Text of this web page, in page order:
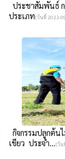
ประชาสัมพันธ์
ประเภท[วันที่ 2022-
กิจกรรมปลูกต้น
เขียว ประจำ...[วัน